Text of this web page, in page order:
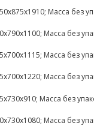
Масса без
Масса без
Масса без
Масса без
Масса без
Масса без